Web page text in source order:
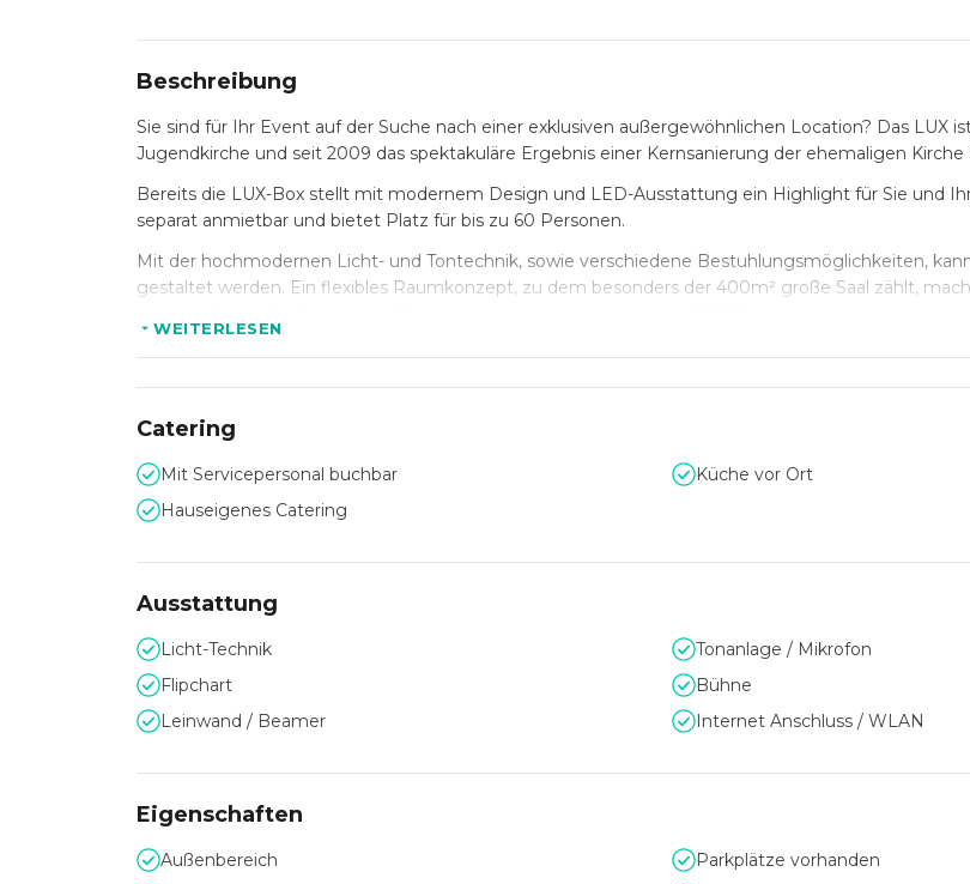
Beschreibung
Sie sind für Ihr Event auf der Suche nach einer exklusiven außergewöhnlichen Location? Das LUX
Jugendkirche und seit 2009 das spektakuläre Ergebnis einer Kernsanierung der ehemaligen Kirche
Bereits die LUX-Box stellt mit modernem Design und LED-Ausstattung ein Highlight für Sie und
separat anmietbar und bietet Platz für bis zu 60 Personen.
Mit der hochmodernen Licht- und Tontechnik, sowie verschiedene Bestuhlungsmöglichkeiten,
gestaltet werden. Ein flexibles Raumkonzept, zu dem besonders der 400m² große Saal zählt,
Erleben Sie die eindrucksvolle Location und genießen Sie bei erstklassigem Catering Ihr
WEITERLESEN
Catering
Mit Servicepersonal buchbar
Küche vor Ort
Hauseigenes Catering
Ausstattung
Licht-Technik
Tonanlage / Mikrofon
Flipchart
Bühne
Leinwand / Beamer
Internet Anschluss / WLAN
Eigenschaften
Außenbereich
Parkplätze vorhanden